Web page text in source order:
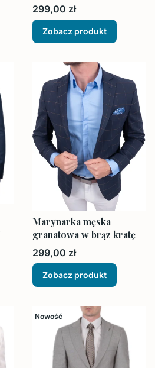
Cena
299,00 zł
Zobacz produkt
Marynarka męska
granatowa w brąz kratę
Cena
299,00 zł
Zobacz produkt
Nowość